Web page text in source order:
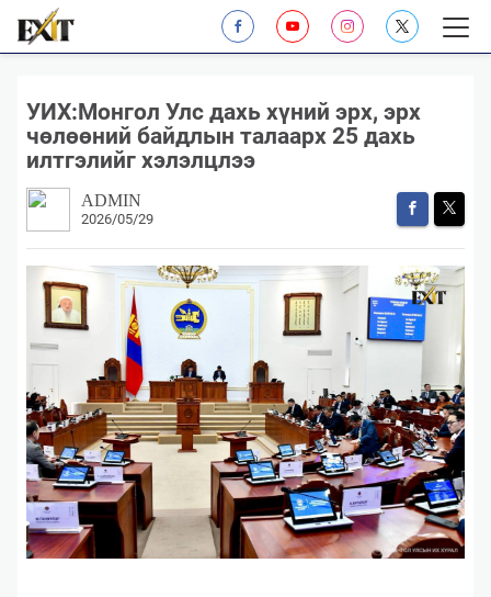
УИХ:Монгол Улс дахь хүний эрх, эрх
чөлөөний байдлын талаарх 25 дахь
илтгэлийг хэлэлцлээ
ADMIN
2026/05/29